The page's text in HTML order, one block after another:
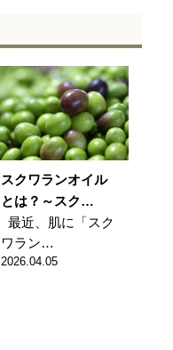
スクワランオイル
とは？～スク…
最近、肌に「スク
ワラン…
2026.04.05